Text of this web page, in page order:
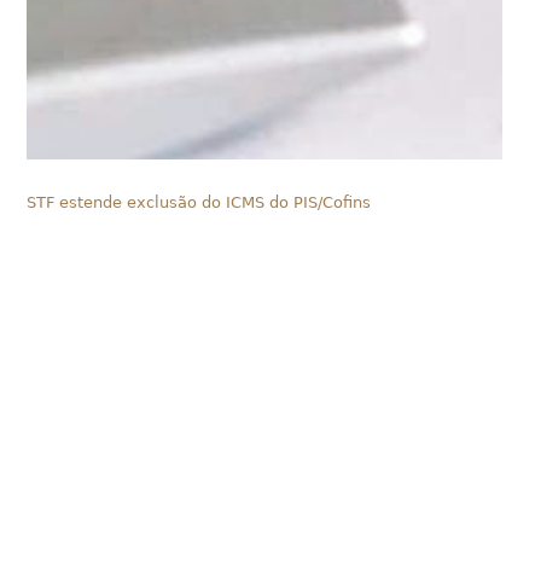
STF estende exclusão do ICMS do PIS/Cofins